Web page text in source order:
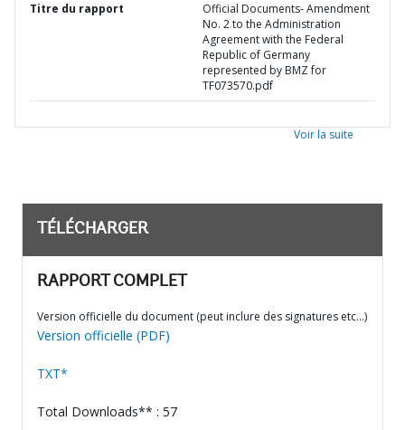
Titre du rapport
Official Documents- Amendment
No. 2 to the Administration
Agreement with the Federal
Republic of Germany
represented by BMZ for
TF073570.pdf
Voir la suite
TÉLÉCHARGER
RAPPORT COMPLET
Version officielle du document (peut inclure des signatures etc…)
Version officielle (PDF)
TXT*
Total Downloads** : 57